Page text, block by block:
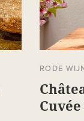
RODE